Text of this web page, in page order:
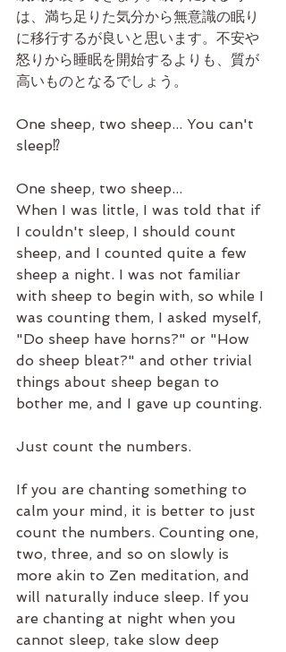
は、満ち足りた気分から無意識の眠り
に移行するが良いと思います。不安や
怒りから睡眠を開始するよりも、質が
高いものとなるでしょう。
One sheep, two sheep... You can't
sleep⁉
One sheep, two sheep...
When I was little, I was told that if
I couldn't sleep, I should count
sheep, and I counted quite a few
sheep a night. I was not familiar
with sheep to begin with, so while I
was counting them, I asked myself,
"Do sheep have horns?" or "How
do sheep bleat?" and other trivial
things about sheep began to
bother me, and I gave up counting.
Just count the numbers.
If you are chanting something to
calm your mind, it is better to just
count the numbers. Counting one,
two, three, and so on slowly is
more akin to Zen meditation, and
will naturally induce sleep. If you
are chanting at night when you
cannot sleep, take slow deep